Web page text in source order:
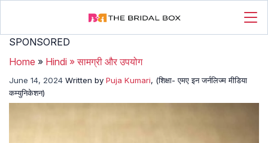
SPONSORED
Home » Hindi »सामग्री और उपयोग
June 14, 2024 Written by Puja Kumari, (शिक्षा- एमए इन जर्नलिज्म मीडिया
कम्युनिकेशन)